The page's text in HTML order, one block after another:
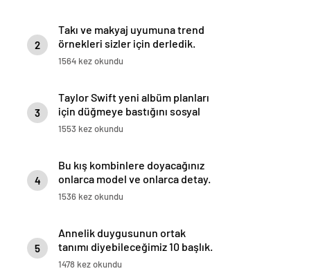
2
Takı ve makyaj uyumuna trend
örnekleri sizler için derledik.
1564 kez okundu
3
Taylor Swift yeni albüm planları
için düğmeye bastığını sosyal
medyadan duyurdu!
1553 kez okundu
4
Bu kış kombinlere doyacağınız
onlarca model ve onlarca detay.
1536 kez okundu
5
Annelik duygusunun ortak
tanımı diyebileceğimiz 10 başlık.
1478 kez okundu